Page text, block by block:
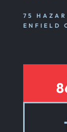
75
ENFIELD